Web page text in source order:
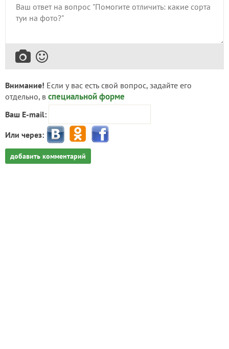
Внимание! Если у вас есть свой вопрос, задайте его
отдельно, в специальной форме
Ваш E-mail:
Или через:
добавить комментарий